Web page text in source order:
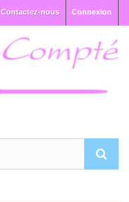
Connexion
Contactez-nous